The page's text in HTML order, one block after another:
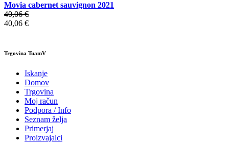
Movia cabernet sauvignon 2021
40,06 €
40,06 €
Trgovina TuamV
Iskanje
Domov
Trgovina
Moj račun
Podpora / Info
Seznam želja
Primerjaj
Proizvajalci